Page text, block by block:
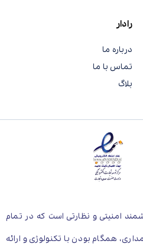
رادار
درباره ما
تماس با ما
بلاگ
امنیتی و نظارتی است که در تمام
همگام بودن با تکنولوژی و ارائه